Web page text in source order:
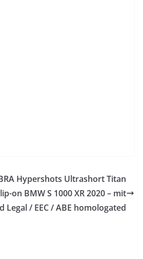
Hypershots Ultrashort Titan
on BMW S 1000 XR 2020 – mit
Legal / EEC / ABE homologated